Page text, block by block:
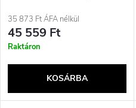
35 873 Ft ÁFA nélkül
45 559 Ft
Raktáron
KOSÁRBA